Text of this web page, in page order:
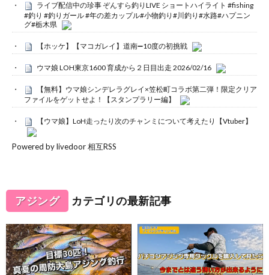
ライブ配信中の珍事 ぞんすら釣りLIVE ショートハイライト #fishing
#釣り #釣りガール #年の差カップル#小物釣り#川釣り#水路#ハプニン
グ#栃木県
【ホッケ】【マコガレイ】道南➖10度の初挑戦
ウマ娘 LOH東京1600 育成から２日目出走 2026/02/16
【無料】ウマ娘シンデレラグレイ×笠松町コラボ第二弾！限定クリア
ファイルをゲットせよ！【スタンプラリー編】
【ウマ娘】LoH走ったり次のチャンミについて考えたり【Vtuber】
Powered by livedoor 相互RSS
アジング カテゴリの最新記事